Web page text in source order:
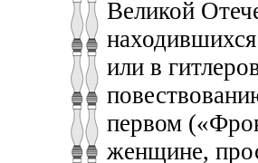
Великой
или в
первом
женщине,